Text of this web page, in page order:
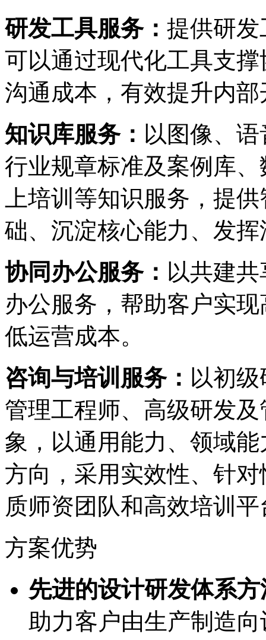
研发工具服务： 提供研发
可以通过现代化工具支撑协
沟通成本，有效提升内
知识库服务： 以图像、
行业规章标准及案例库
上培训等知识服务，提
础、沉淀核心能力、
协同办公服务： 以共建共
办公服务，帮助客户实现
低运营成本。
咨询与培训服务： 以初级
管理工程师、高级研
象，以通用能力、领
方向，采用实效性、
质师资团队和高效培训平
方案优势
先进的设计研发体系方法
助力客户由生产制造向